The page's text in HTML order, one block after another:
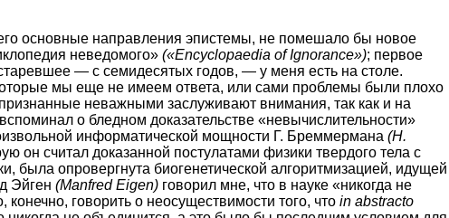
основные направления эпистемы, не помешало бы новое
неведомого» («Encyclopaedia of Ignorance»); первое
— с семидесятых годов, — у меня есть на столе.
мы еще не имеем ответа, или сами проблемы были плохо
неважными заслуживают внимания, так как и на
о бледном доказательстве «невычислительности»
информатической мощности Г. Бреммермана (H.
он считал доказанной постулатами физики твердого тела с
была опровергнута биогенетической алгоритмизацией, идущей
Эйген (Manfred Eigen)говорил мне, что в науке «никогда не
говорить о неосуществимости того, что in abstracto